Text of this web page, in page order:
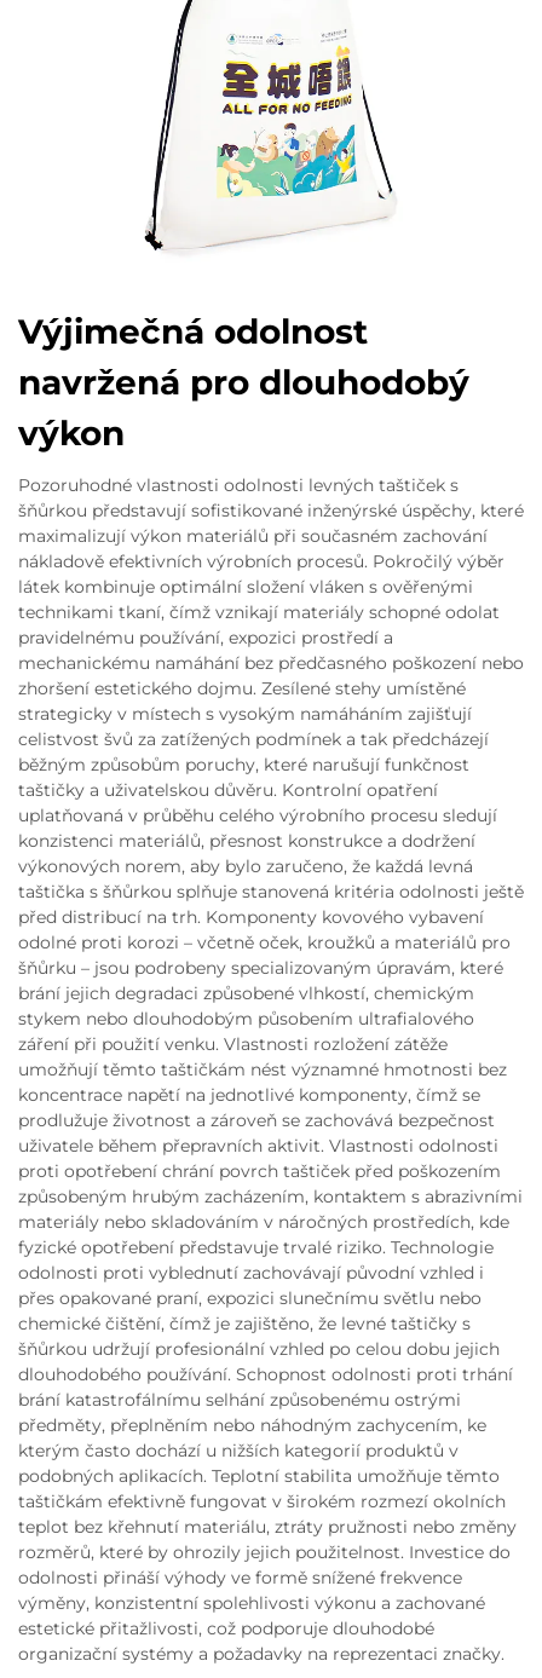
Výjimečná odolnost
navržená pro dlouhodobý
výkon
Pozoruhodné vlastnosti odolnosti levných taštiček s
šňůrkou představují sofistikované inženýrské úspěchy, které
maximalizují výkon materiálů při současném zachování
nákladově efektivních výrobních procesů. Pokročilý výběr
látek kombinuje optimální složení vláken s ověřenými
technikami tkaní, čímž vznikají materiály schopné odolat
pravidelnému používání, expozici prostředí a
mechanickému namáhání bez předčasného poškození nebo
zhoršení estetického dojmu. Zesílené stehy umístěné
strategicky v místech s vysokým namáháním zajišťují
celistvost švů za zatížených podmínek a tak předcházejí
běžným způsobům poruchy, které narušují funkčnost
taštičky a uživatelskou důvěru. Kontrolní opatření
uplatňovaná v průběhu celého výrobního procesu sledují
konzistenci materiálů, přesnost konstrukce a dodržení
výkonových norem, aby bylo zaručeno, že každá levná
taštička s šňůrkou splňuje stanovená kritéria odolnosti ještě
před distribucí na trh. Komponenty kovového vybavení
odolné proti korozi – včetně oček, kroužků a materiálů pro
šňůrku – jsou podrobeny specializovaným úpravám, které
brání jejich degradaci způsobené vlhkostí, chemickým
stykem nebo dlouhodobým působením ultrafialového
záření při použití venku. Vlastnosti rozložení zátěže
umožňují těmto taštičkám nést významné hmotnosti bez
koncentrace napětí na jednotlivé komponenty, čímž se
prodlužuje životnost a zároveň se zachovává bezpečnost
uživatele během přepravních aktivit. Vlastnosti odolnosti
proti opotřebení chrání povrch taštiček před poškozením
způsobeným hrubým zacházením, kontaktem s abrazivními
materiály nebo skladováním v náročných prostředích, kde
fyzické opotřebení představuje trvalé riziko. Technologie
odolnosti proti vyblednutí zachovávají původní vzhled i
přes opakované praní, expozici slunečnímu světlu nebo
chemické čištění, čímž je zajištěno, že levné taštičky s
šňůrkou udržují profesionální vzhled po celou dobu jejich
dlouhodobého používání. Schopnost odolnosti proti trhání
brání katastrofálnímu selhání způsobenému ostrými
předměty, přeplněním nebo náhodným zachycením, ke
kterým často dochází u nižších kategorií produktů v
podobných aplikacích. Teplotní stabilita umožňuje těmto
taštičkám efektivně fungovat v širokém rozmezí okolních
teplot bez křehnutí materiálu, ztráty pružnosti nebo změny
rozměrů, které by ohrozily jejich použitelnost. Investice do
odolnosti přináší výhody ve formě snížené frekvence
výměny, konzistentní spolehlivosti výkonu a zachované
estetické přitažlivosti, což podporuje dlouhodobé
organizační systémy a požadavky na reprezentaci značky.